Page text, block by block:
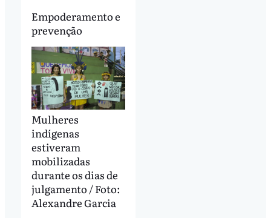
Empoderamento e
prevenção
Mulheres
indígenas
estiveram
mobilizadas
durante os dias de
julgamento / Foto:
Alexandre Garcia